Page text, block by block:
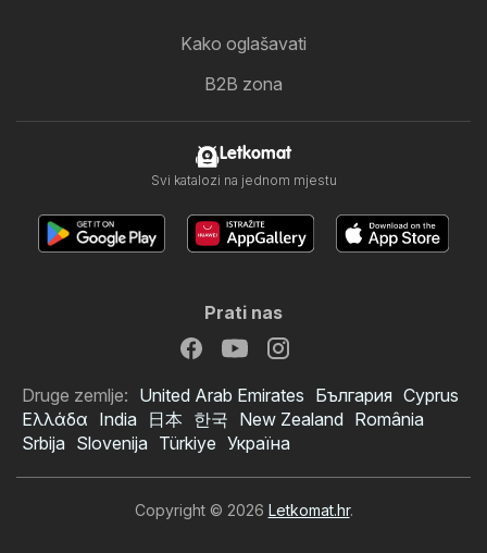
Kako oglašavati
B2B zona
Letkomat
Svi katalozi na jednom mjestu
Prati nas
Druge zemlje: United Arab Emirates България Cyprus
Ελλάδα India 日本 한국 New Zealand România
Srbija Slovenija Türkiye Україна
Copyright © 2026 Letkomat.hr.